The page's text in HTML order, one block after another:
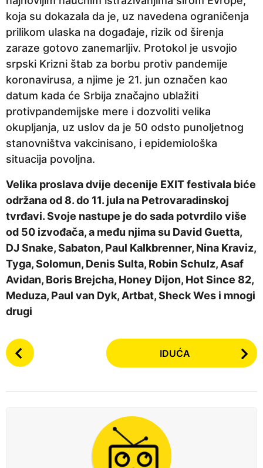
koja su dokazala da je, uz navedena ograničenja
prilikom ulaska na događaje, rizik od širenja
zaraze gotovo zanemarljiv. Protokol je usvojio
srpski Krizni štab za borbu protiv pandemije
koronavirusa, a njime je 21. jun označen kao
datum kada će Srbija značajno ublažiti
protivpandemijske mere i dozvoliti velika
okupljanja, uz uslov da je 50 odsto punoljetnog
stanovništva vakcinisano, i epidemiološka
situacija povoljna.
Velika proslava dvije decenije EXIT festivala biće
održana od 8. do 11. jula na Petrovaradinskoj
tvrđavi. Svoje nastupe je do sada potvrdilo više
od 50 izvođača, a među njima su David Guetta,
DJ Snake, Sabaton, Paul Kalkbrenner, Nina Kraviz,
Tyga, Solomun, Denis Sulta, Robin Schulz, Asaf
Avidan, Boris Brejcha, Honey Dijon, Hot Since 82,
Meduza, Paul van Dyk, Artbat, Sheck Wes i mnogi
drugi
P
o
IDUĆA